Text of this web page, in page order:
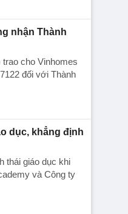
nhận Thành
cho Vinhomes
đối với Thành
dục, khẳng định
thái giáo dục khi
và Công ty